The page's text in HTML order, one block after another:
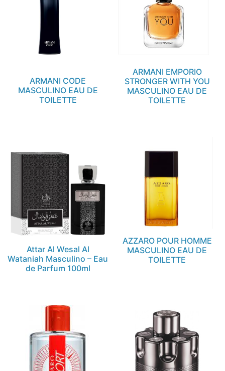
ARMANI CODE
MASCULINO EAU DE
TOILETTE
ARMANI EMPORIO
STRONGER WITH YOU
MASCULINO EAU DE
TOILETTE
Attar Al Wesal Al
Wataniah Masculino – Eau
de Parfum 100ml
AZZARO POUR HOMME
MASCULINO EAU DE
TOILETTE